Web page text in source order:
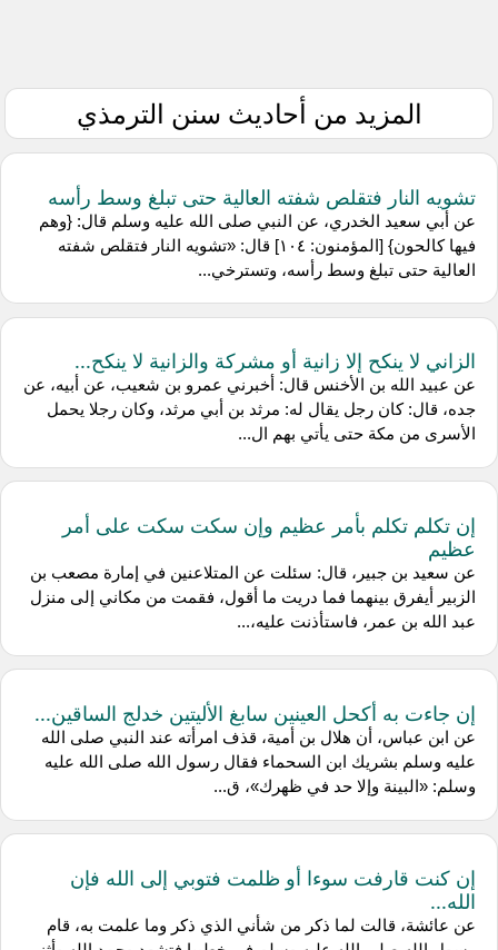
المزيد من أحاديث سنن الترمذي
تشويه النار فتقلص شفته العالية حتى تبلغ وسط رأسه
عن أبي سعيد الخدري، عن النبي صلى الله عليه وسلم قال: {وهم
فيها كالحون} [المؤمنون: ١٠٤] قال: «تشويه النار فتقلص شفته
العالية حتى تبلغ وسط رأسه، وتسترخي...
الزاني لا ينكح إلا زانية أو مشركة والزانية لا ينكح...
عن عبيد الله بن الأخنس قال: أخبرني عمرو بن شعيب، عن أبيه، عن
جده، قال: كان رجل يقال له: مرثد بن أبي مرثد، وكان رجلا يحمل
الأسرى من مكة حتى يأتي بهم ال...
إن تكلم تكلم بأمر عظيم وإن سكت سكت على أمر
عظيم
عن سعيد بن جبير، قال: سئلت عن المتلاعنين في إمارة مصعب بن
الزبير أيفرق بينهما فما دريت ما أقول، فقمت من مكاني إلى منزل
عبد الله بن عمر، فاستأذنت عليه،...
إن جاءت به أكحل العينين سابغ الأليتين خدلج الساقين...
عن ابن عباس، أن هلال بن أمية، قذف امرأته عند النبي صلى الله
عليه وسلم بشريك ابن السحماء فقال رسول الله صلى الله عليه
وسلم: «البينة وإلا حد في ظهرك»، ق...
إن كنت قارفت سوءا أو ظلمت فتوبي إلى الله فإن
الله...
عن عائشة، قالت لما ذكر من شأني الذي ذكر وما علمت به، قام